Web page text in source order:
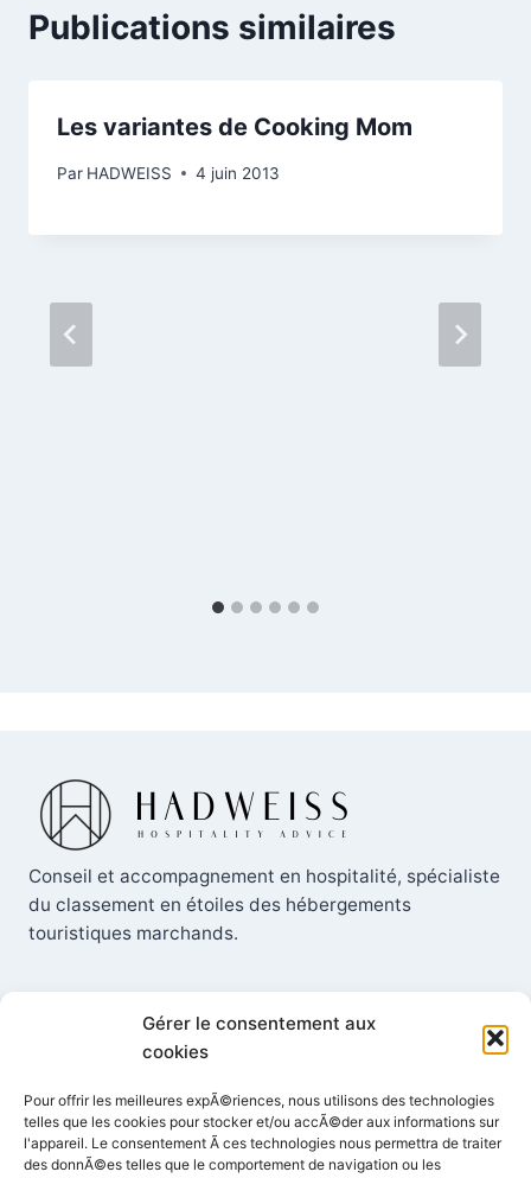
Gérer le consentement aux
cookies
Pour offrir les meilleures expÃ©riences, nous utilisons des technologies
telles que les cookies pour stocker et/ou accÃ©der aux informations sur
l'appareil. Le consentement Ã ces technologies nous permettra de traiter
des donnÃ©es telles que le comportement de navigation ou les
Publications similaires
Les variantes de Cooking Mom
Par HADWEISS 4 juin 2013
Conseil et accompagnement en hospitalité, spécialiste
du classement en étoiles des hébergements
touristiques marchands.
+33 (0) 6 73 60 41 54